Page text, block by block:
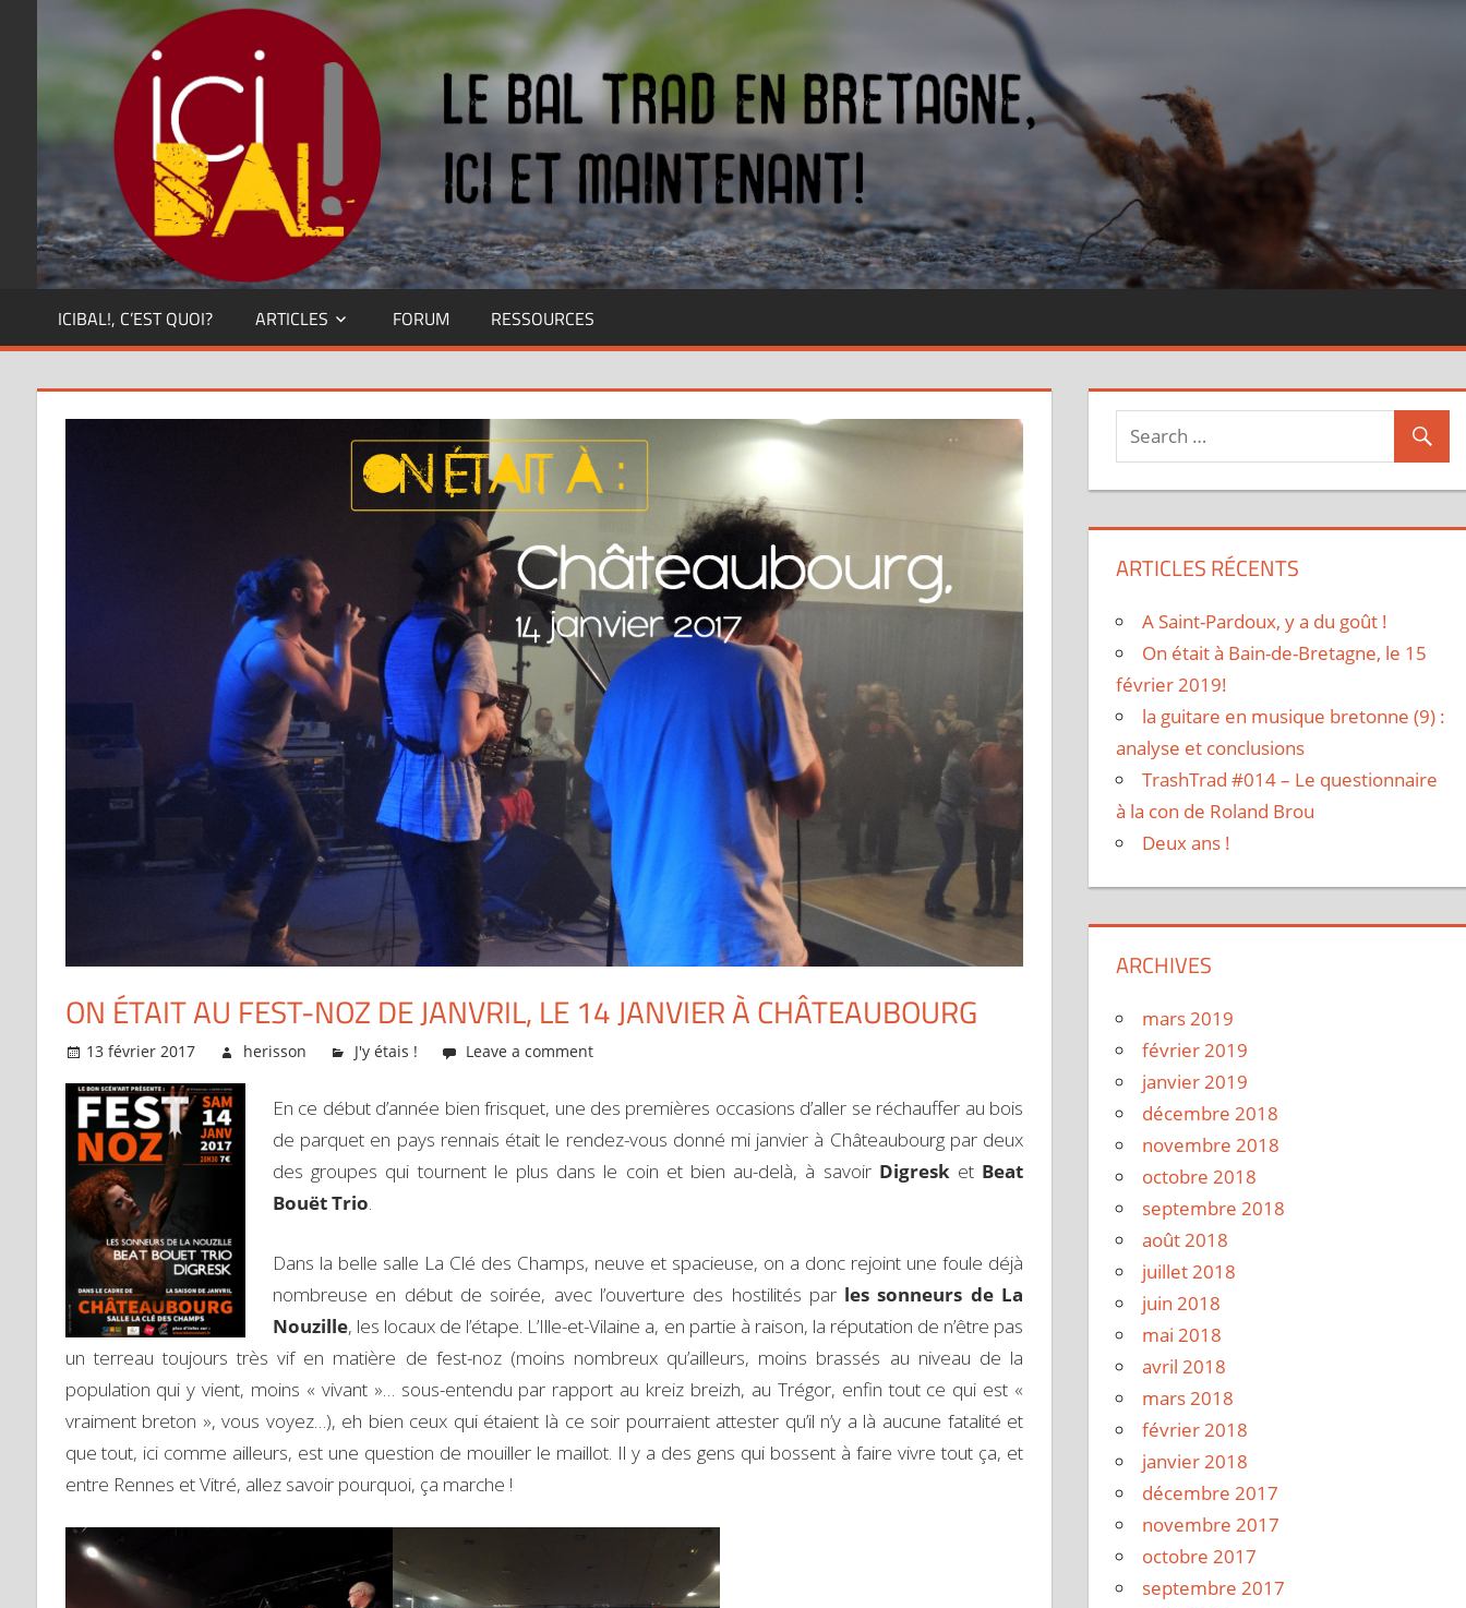
content
Dansez
ICIBAL!, C’EST QUOI? ARTICLES FORUM RESSOURCES
ON ÉTAIT AU FEST-NOZ DE JANVRIL, LE 14 JANVIER À CHÂTEAUBOURG
13 février 2017 herisson J'y étais ! Leave a comment
En ce début d’année bien frisquet, une des premières occasions d’aller se réchauffer au bois
de parquet en pays rennais était le rendez-vous donné mi janvier à Châteaubourg par deux
des groupes qui tournent le plus dans le coin et bien au-delà, à savoir Digresket Beat
Bouët Trio.
Dans la belle salle La Clé des Champs, neuve et spacieuse, on a donc rejoint une foule déjà
nombreuse en début de soirée, avec l’ouverture des hostilités par les sonneurs de La
Nouzille, les locaux de l’étape. L’Ille-et-Vilaine a, en partie à raison, la réputation de n’être pas
un terreau toujours très vif en matière de fest-noz (moins nombreux qu’ailleurs, moins brassés au niveau de la
population qui y vient, moins « vivant »… sous-entendu par rapport au kreiz breizh, au Trégor, enfin tout ce qui est «
vraiment breton », vous voyez…), eh bien ceux qui étaient là ce soir pourraient attester qu’il n’y a là aucune fatalité et
que tout, ici comme ailleurs, est une question de mouiller le maillot. Il y a des gens qui bossent à faire vivre tout ça, et
entre Rennes et Vitré, allez savoir pourquoi, ça marche !
ARTICLES RÉCENTS
A Saint-Pardoux, y a du goût !
On était à Bain-de-Bretagne, le 15
février 2019!
la guitare en musique bretonne (9) :
analyse et conclusions
TrashTrad #014 – Le questionnaire
à la con de Roland Brou
Deux ans !
ARCHIVES
mars 2019
février 2019
janvier 2019
décembre 2018
novembre 2018
octobre 2018
septembre 2018
août 2018
juillet 2018
juin 2018
mai 2018
avril 2018
mars 2018
février 2018
janvier 2018
décembre 2017
novembre 2017
octobre 2017
septembre 2017